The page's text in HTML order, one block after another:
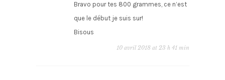
Bravo pour tes 800 grammes, ce n’est
que le début je suis sur!
Bisous
10 avril 2018 at 23 h 41 min